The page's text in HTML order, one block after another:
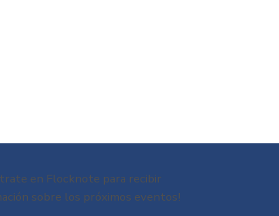
en Flocknote para recibir
sobre los próximos eventos!